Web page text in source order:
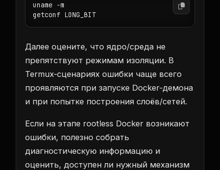
uname -m
getconf LONG_BIT
Далее оцените, что ядро/среда не
препятствуют режимам изоляции. В
Termux‑сценариях ошибки чаще всего
проявляются при запуске Docker‑демона
и при попытке построения слоёв/сетей.
Если на этапе rootless Docker возникают
ошибки, полезно собрать
диагностическую информацию и
оценить, доступен ли нужный механизм